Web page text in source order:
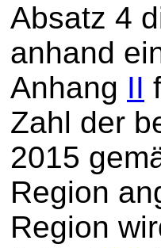
Absatz 4
anhand
Anhang II
Zahl der
2015
Region
Region